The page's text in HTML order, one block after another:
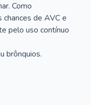
Como
chances de AVC e
pelo uso contínuo
brônquios.